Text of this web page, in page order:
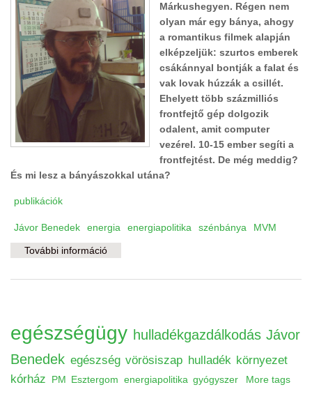
Márkushegyen. Régen nem
olyan már egy bánya, ahogy
a romantikus filmek alapján
elképzeljük: szurtos emberek
csákánnyal bontják a falat és
vak lovak húzzák a csillét.
Ehelyett több százmilliós
frontfejtő gép dolgozik
odalent, amit computer
vezérel. 10-15 ember segíti a
frontfejtést. De még meddig?
És mi lesz a bányászokkal utána?
publikációk
Jávor Benedek energia energiapolitika szénbánya MVM
További információ
egészségügy hulladékgazdálkodás Jávor
Benedek egészség vörösiszap hulladék környezet
kórház
PM Esztergom energiapolitika gyógyszer More tags